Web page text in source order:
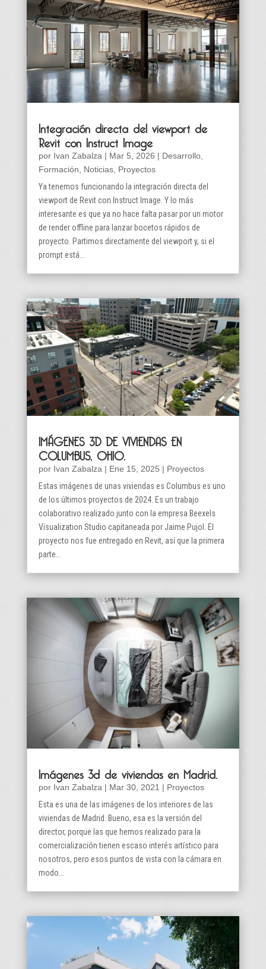
Integración directa del viewport de
Revit con Instruct Image
por Ivan Zabalza | Mar 5, 2026 | Desarrollo,
Formación
Noticias, Proyectos
Ya tenemos funcionando la integración directa del
viewport de Revit con Instruct Image. Y lo más
interesante es que ya no hace falta pasar por un motor
de render offline para lanzar bocetos rápidos de
proyecto. Partimos directamente del viewport y, si el
prompt está...
IMÁGENES 3D DE VIVIENDAS EN
COLUMBUS, OHIO.
por Ivan Zabalza | Ene 15, 2025 | Proyectos
Estas imágenes de unas viviendas es Columbus es uno
de los últimos proyectos de 2024. Es un trabajo
colaborativo realizado junto con la empresa Beexels
Visualization Studio capitaneada por Jaime Pujol. El
proyecto nos fue entregado en Revit, así que la primera
parte...
Imágenes 3d de viviendas en Madrid.
por Ivan Zabalza | Mar 30, 2021 | Proyectos
Esta es una de las imágenes de los interiores de las
viviendas de Madrid. Bueno, esa es la versión del
director, porque las que hemos realizado para la
comercialización tienen escaso interés artístico para
nosotros, pero esos puntos de vista con la cámara en
modo...